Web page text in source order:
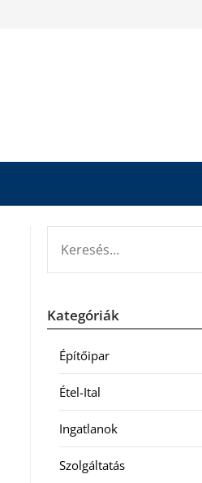
Kategóriák
Építőipar
Étel-Ital
Ingatlanok
Szolgáltatás